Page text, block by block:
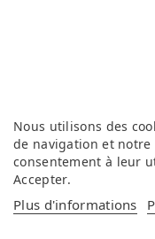
Nous utilisons des
de navigation et notre
consentement à leur
Accepter.
Plus d'informations